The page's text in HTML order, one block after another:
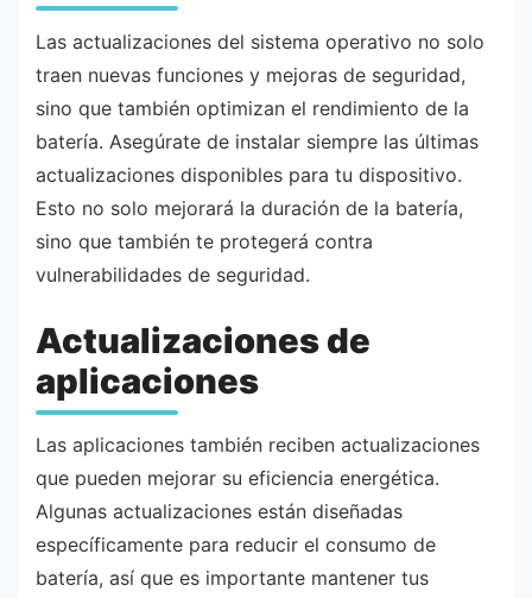
Las actualizaciones del sistema operativo no solo
traen nuevas funciones y mejoras de seguridad,
sino que también optimizan el rendimiento de la
batería. Asegúrate de instalar siempre las últimas
actualizaciones disponibles para tu dispositivo.
Esto no solo mejorará la duración de la batería,
sino que también te protegerá contra
vulnerabilidades de seguridad.
Actualizaciones de
aplicaciones
Las aplicaciones también reciben actualizaciones
que pueden mejorar su eficiencia energética.
Algunas actualizaciones están diseñadas
específicamente para reducir el consumo de
batería, así que es importante mantener tus